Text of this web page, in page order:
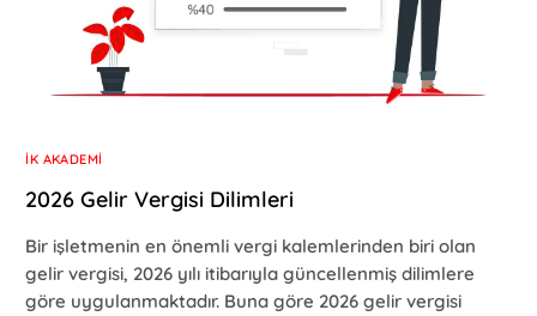
İK AKADEMI
2026 Gelir Vergisi Dilimleri
Bir işletmenin en önemli vergi kalemlerinden biri olan
gelir vergisi, 2026 yılı itibarıyla güncellenmiş dilimlere
göre uygulanmaktadır. Buna göre 2026 gelir vergisi